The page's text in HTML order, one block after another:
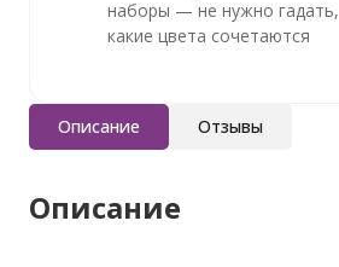
наборы — не нужно гадать,
какие цвета сочетаются
Описание Отзывы
Описание